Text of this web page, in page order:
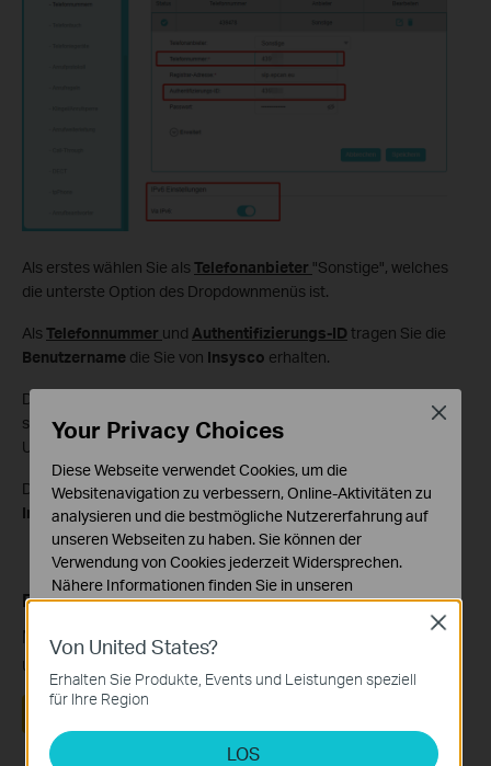
Als erstes wählen Sie alsTelefonanbieter "Sonstige", welches
die unterste Option des Dropdownmenüs ist.
AlsTelefonnummer und Authentifizierungs-ID tragen Sie die
Benutzername die Sie von Insysco erhalten.
Die
sip.insysco.de außer Sie erhalten eine andere Adresse von
Unitymedia.
DasPasswortfür die VoIP Telefonie erhalten Sie auch von
Insysco.
Finden Sie diese FAQ hilfreich?
Mit Ihrer Rückmeldung tragen Sie dazu bei, dass wir
unsere Webpräsenz verbessern.
Von United States?
Erhalten Sie Produkte, Events und Leistungen speziell
für Ihre Region
LOS
Close
Your Privacy Choices
Diese Webseite verwendet Cookies, um die
Websitenavigation zu verbessern, Online-Aktivitäten zu
analysieren und die bestmögliche Nutzererfahrung auf
unseren Webseiten zu haben. Sie können der
Verwendung von Cookies jederzeit Widersprechen.
Nähere Informationen finden Sie in unseren
Datenschutzhinweisen.
Notwendige Cookies
Diese Cookies sind zur Funktion der Website
erforderlich und können in Ihren Systemen nicht
Analyse- und Marketing-Cookies
Close